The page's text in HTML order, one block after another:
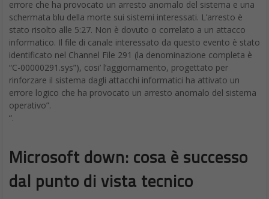
errore che ha provocato un arresto anomalo del sistema e una
schermata blu della morte sui sistemi interessati. L’arresto è
stato risolto alle 5:27. Non è dovuto o correlato a un attacco
informatico. Il file di canale interessato da questo evento è stato
identificato nel Channel File 291 (la denominazione completa è
“C-00000291.sys”), cosi’ l’aggiornamento, progettato per
rinforzare il sistema dagli attacchi informatici ha attivato un
errore logico che ha provocato un arresto anomalo del sistema
operativo”.
“.
Microsoft down: cosa è successo
dal punto di vista tecnico